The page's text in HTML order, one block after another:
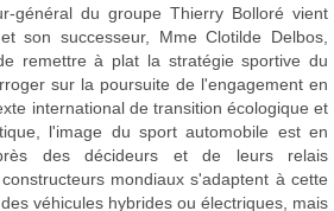
général du groupe Thierry Bolloré vient
son successeur, Mme Clotilde Delbos,
remettre à plat la stratégie sportive du
sur la poursuite de l'engagement en
international de transition écologique et
l'image du sport automobile est en
des décideurs et de leurs relais
mondiaux s'adaptent à cette
véhicules hybrides ou électriques, mais